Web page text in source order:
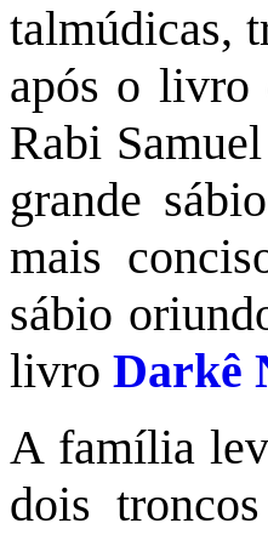
talmúdicas,
após o
Rabi
grande
mais
sábio
livro Darkê
A família
dois